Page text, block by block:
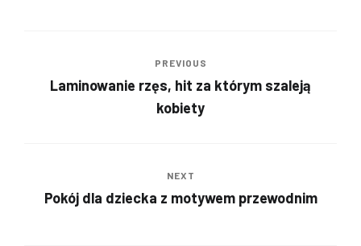
PREVIOUS
Laminowanie rzęs, hit za którym szaleją
kobiety
NEXT
Pokój dla dziecka z motywem przewodnim